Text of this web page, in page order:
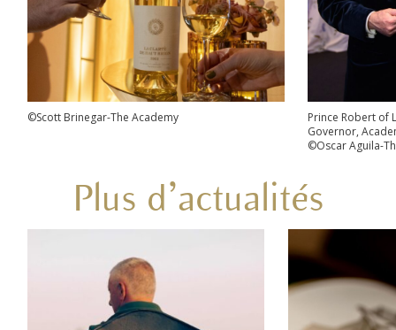
©Scott Brinegar-The Academy
Prince Robert of
Governor,
©Oscar Aguila-
Plus d’actualités